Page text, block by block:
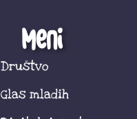
Meni
Društvo
Glas mladih